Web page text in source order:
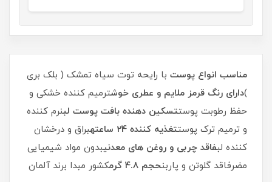
مناسب انواع پوست با رایحه توت سیاه تمشک ( بلک بری
)دارای رنگ قرمز ملایم و عطری خوشترمیم کننده خشکی و
حفظ رطوبت پوستتسکین دهنده بافت پوست لبنرم کننده
و ترمیم ترک پوستتغذیه کننده 24 ساعته
براق و درخشان
کننده لبفاقد چربی و روغن های معدنیبدون مواد شیمیایی
مضرفاقد گلوتن و پاربنحجم 4.8 گرم کشور مبدا برند آلمان